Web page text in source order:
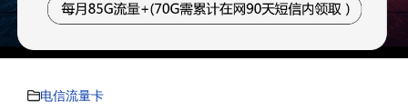
电信流量卡